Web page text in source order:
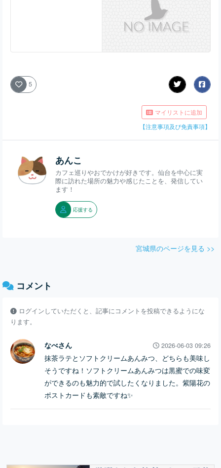
5
マイリストに追加
【注意事項及び免責事項】
あんこ
カフェ巡りやおでかけが好きです。仙台を中心に実
際に訪れた場所の魅力や感じたことを、発信してい
ます！
応援する
宮城県のページを見る >>
コメント
ログインしていただくと、記事にコメントを投稿できるようにな
ります。
なべさん 2026-06-03 09:26
抹茶ラテとソフトクリームあんみつ、どちらも美味し
そうですね！ソフトクリームあんみつは黒蜜での味変
ができるのも魅力的で試したくなりました。紫陽花の
ポストカードも素敵ですね✨